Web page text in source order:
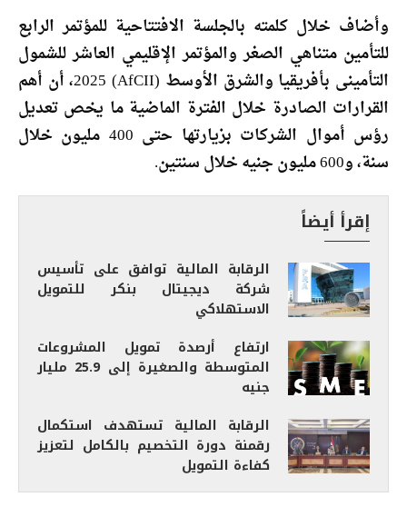
وأضاف خلال كلمته بالجلسة الافتتاحية للمؤتمر الرابع
للتأمين متناهي الصغر والمؤتمر الإقليمي العاشر للشمول
التأمينى بأفريقيا والشرق الأوسط (AfCII) 2025، أن أهم
القرارات الصادرة خلال الفترة الماضية ما يخص تعديل
رؤس أموال الشركات بزيارتها حتى 400 مليون خلال
سنة، و600 مليون جنيه خلال سنتين.
إقرأ أيضاً
الرقابة المالية توافق على تأسيس
شركة ديجيتال بنكر للتمويل
الاستهلاكي
ارتفاع أرصدة تمويل المشروعات
المتوسطة والصغيرة إلى 25.9 مليار
جنيه
الرقابة المالية تستهدف استكمال
رقمنة دورة التخصيم بالكامل لتعزيز
كفاءة التمويل